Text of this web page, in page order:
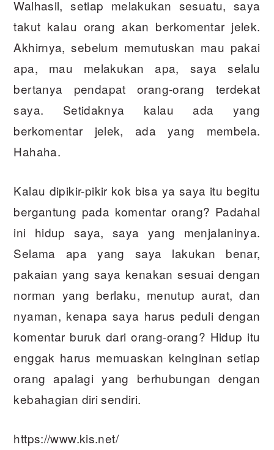
Walhasil, setiap melakukan sesuatu, saya
takut kalau orang akan berkomentar jelek.
Akhirnya, sebelum memutuskan mau pakai
apa, mau melakukan apa, saya selalu
bertanya pendapat orang-orang terdekat
saya. Setidaknya kalau ada yang
berkomentar jelek, ada yang membela.
Hahaha.
Kalau dipikir-pikir kok bisa ya saya itu begitu
bergantung pada komentar orang? Padahal
ini hidup saya, saya yang menjalaninya.
Selama apa yang saya lakukan benar,
pakaian yang saya kenakan sesuai dengan
norman yang berlaku, menutup aurat, dan
nyaman, kenapa saya harus peduli dengan
komentar buruk dari orang-orang? Hidup itu
enggak harus memuaskan keinginan setiap
orang apalagi yang berhubungan dengan
kebahagian diri sendiri.
https://www.kis.net/